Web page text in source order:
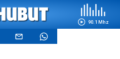
90.1 Mhz